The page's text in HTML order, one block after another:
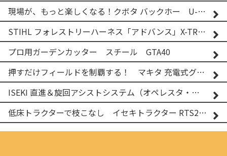
現場が、もっと楽しくなる！クボタ バックホー U-25-3A
STIHL フォレストリーハーネス「アドバンス」X-TREEm
プロ用ガーデンカッター スチール GTA40
押すだけフィールドを制覇する！ マキタ 充電式グランドトリマー MUG001G
ISEKI 直進＆旋回アシストシステム（オペレスタ・ターン）搭載 イセキ 乗用田植機 PRJ8D-ZJL
低床トラクターで枝こなし イセキトラクター RTS205NS & フレールモア FNC1202F